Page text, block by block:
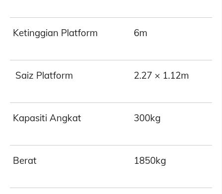
Ketinggian Platform 6m
Saiz Platform 2.27 × 1.12m
Kapasiti Angkat 300kg
Berat 1850kg